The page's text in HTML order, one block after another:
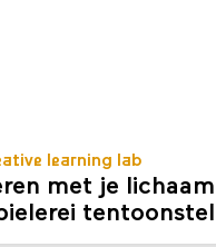
learning lab
met je